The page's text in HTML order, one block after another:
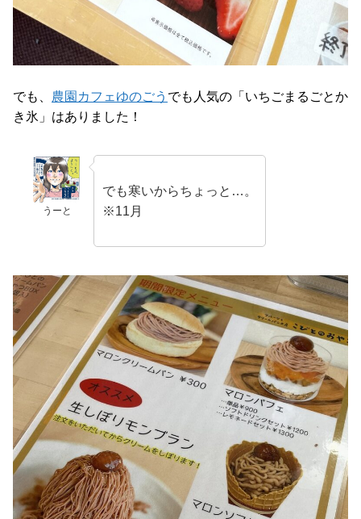
でも、 農園カフェゆのごう でも人気の「いちごまるごとか
き氷」はありました！
うーと
でも寒いからちょっと…。
※11月